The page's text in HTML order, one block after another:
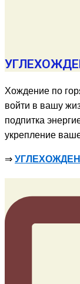
Хождение по
войти в вашу
подпитка
укрепление
⇒